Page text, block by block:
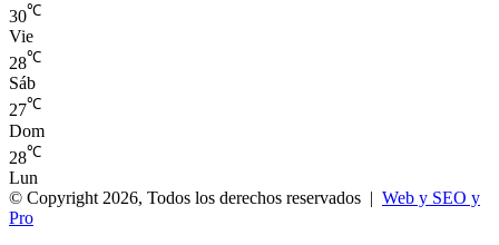
30℃
Vie
28℃
Sáb
27℃
Dom
28℃
Lun
© Copyright 2026, Todos los derechos reservados | Web y SEO y
Pro